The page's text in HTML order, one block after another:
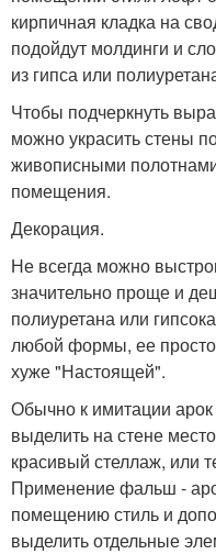
кирпичная кладка на
подойдут молдинги и
из гипса или
Чтобы подчеркнуть
можно украсить стены
живописными
помещения.
Декорация.
Не всегда можно
значительно проще и
полиуретана или
любой формы, ее просто
хуже "Настоящей".
Обычно к имитации арок
выделить на стене
красивый стеллаж, или
Применение фальш -
помещению стиль и
выделить отдельные